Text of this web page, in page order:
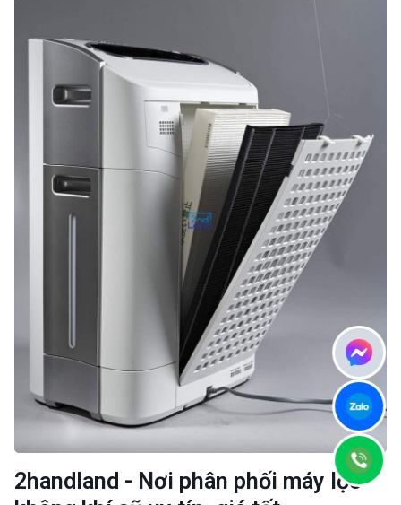
2handland - Nơi phân phối máy lọc